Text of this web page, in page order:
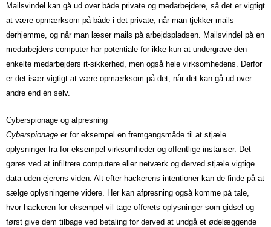
Mailsvindel kan gå ud over både private og medarbejdere, så det er vigtigt
at være opmærksom på både i det private, når man tjekker mails
derhjemme, og når man læser mails på arbejdspladsen. Mailsvindel på en
medarbejders computer har potentiale for ikke kun at undergrave den
enkelte medarbejders it-sikkerhed, men også hele virksomhedens. Derfor
er det især vigtigt at være opmærksom på det, når det kan gå ud over
andre end én selv.
Cyberspionage og afpresning
Cyberspionage er for eksempel en fremgangsmåde til at stjæle
oplysninger fra for eksempel virksomheder og offentlige instanser. Det
gøres ved at infiltrere computere eller netværk og derved stjæle vigtige
data uden ejerens viden. Alt efter hackerens intentioner kan de finde på at
sælge oplysningerne videre. Her kan afpresning også komme på tale,
hvor hackeren for eksempel vil tage offerets oplysninger som gidsel og
først give dem tilbage ved betaling for derved at undgå et ødelæggende